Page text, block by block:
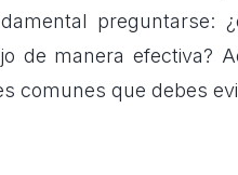
preguntarse:
de manera efectiva?
comunes que debes